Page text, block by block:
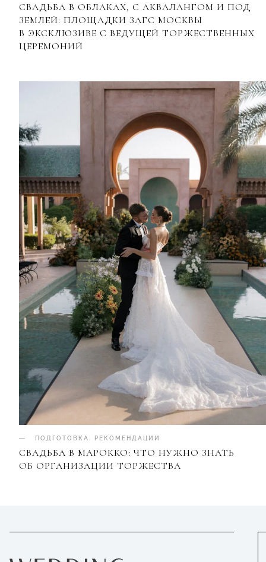
СВАДЬБА В ОБЛАКАХ, С АКВАЛАНГОМ И ПОД
ЗЕМЛЕЙ: ПЛОЩАДКИ ЗАГС МОСКВЫ
В ЭКСКЛЮЗИВЕ С ВЕДУЩЕЙ ТОРЖЕСТВЕННЫХ
ЦЕРЕМОНИЙ
ПОДГОТОВКА РЕКОМЕНДАЦИИ
СВАДЬБА В МАРОККО: ЧТО НУЖНО ЗНАТЬ
ОБ ОРГАНИЗАЦИИ ТОРЖЕСТВА